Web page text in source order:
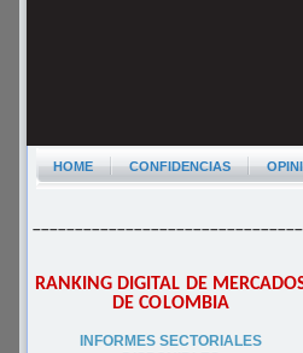
HOME CONFIDENCIAS
RANKING DIGITAL DE
DE COLOMBIA
INFORMES SECTORIALES